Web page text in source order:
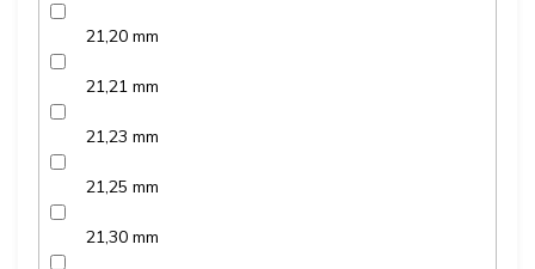
21,20 mm
21,21 mm
21,23 mm
21,25 mm
21,30 mm